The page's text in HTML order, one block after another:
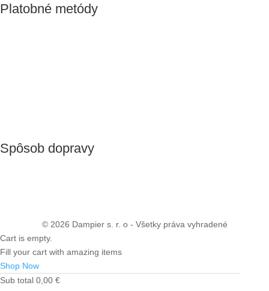
Platobné metódy
Spôsob dopravy
© 2026 Dampier s. r. o - Všetky práva vyhradené
Cart is empty.
Fill your cart with amazing items
Shop Now
Sub total 0,00 €